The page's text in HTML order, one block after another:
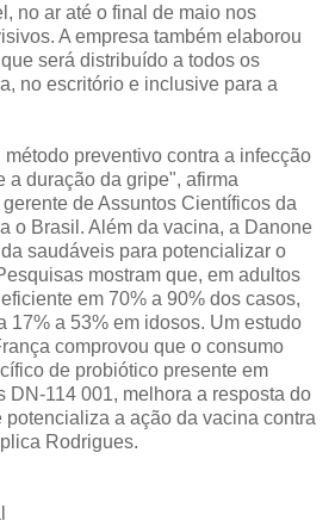
no ar até o final de maio nos
A empresa também elaborou
será distribuído a todos os
no escritório e inclusive para a
preventivo contra a infecção
a duração da gripe", afirma
de Assuntos Científicos da
o Brasil. Além da vacina, a Danone
saudáveis para potencializar o
mostram que, em adultos
em 70% a 90% dos casos,
17% a 53% em idosos. Um estudo
comprovou que o consumo
de probiótico presente em
DN-114 001, melhora a resposta do
a ação da vacina contra
Rodrigues.